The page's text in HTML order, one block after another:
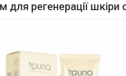
для регенерації шкіри